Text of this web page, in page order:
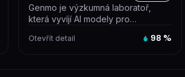
Genmo je výzkumná laboratoř,
která vyvíjí AI modely pro
umo...
Otevřít detail 98 %